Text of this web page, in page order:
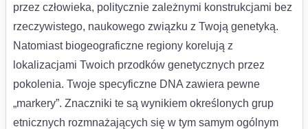
przez człowieka, politycznie zależnymi konstrukcjami bez
rzeczywistego, naukowego związku z Twoją genetyką.
Natomiast biogeograficzne regiony korelują z
lokalizacjami Twoich przodków genetycznych przez
pokolenia. Twoje specyficzne DNA zawiera pewne
„markery”. Znaczniki te są wynikiem określonych grup
etnicznych rozmnażających się w tym samym ogólnym